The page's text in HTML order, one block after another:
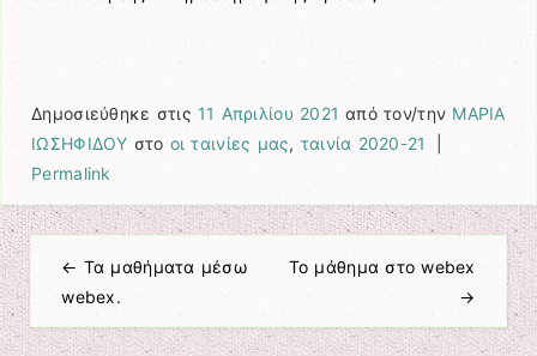
Δημοσιεύθηκε στις 11 Απριλίου 2021 από τον/την ΜΑΡΙΑ
ΙΩΣΗΦΙΔΟΥ στο οι ταινίες μας, ταινία 2020-21
Permalink
Πλοήγηση άρθρων
← Τα μαθήματα μέσω
webex.
Το μάθημα στο webex
→